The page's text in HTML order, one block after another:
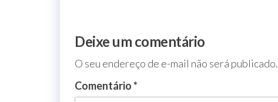
Deixe um comentário
O seu endereço de e-mail não será publicado.
Comentário*